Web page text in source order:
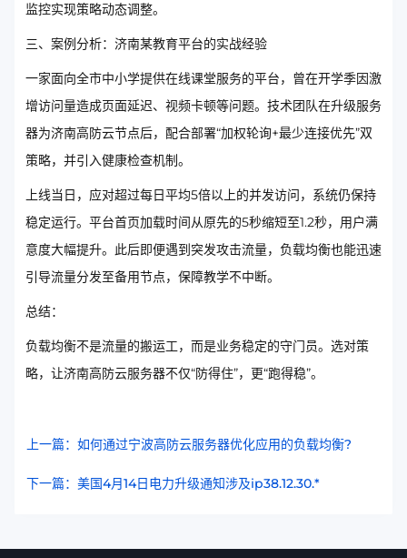
监控实现策略动态调整。
三、案例分析：济南某教育平台的实战经验
一家面向全市中小学提供在线课堂服务的平台，曾在开学季因激
增访问量造成页面延迟、视频卡顿等问题。技术团队在升级服务
器为济南高防云节点后，配合部署“加权轮询+最少连接优先”双
策略，并引入健康检查机制。
上线当日，应对超过每日平均5倍以上的并发访问，系统仍保持
稳定运行。平台首页加载时间从原先的5秒缩短至1.2秒，用户满
意度大幅提升。此后即便遇到突发攻击流量，负载均衡也能迅速
引导流量分发至备用节点，保障教学不中断。
总结：
负载均衡不是流量的搬运工，而是业务稳定的守门员。选对策
略，让济南高防云服务器不仅“防得住”，更“跑得稳”。
上一篇：如何通过宁波高防云服务器优化应用的负载均衡?
下一篇：美国4月14日电力升级通知涉及ip38.12.30.*